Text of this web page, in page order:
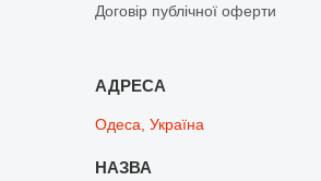
Договір публічної оферти
Одеса, Україна